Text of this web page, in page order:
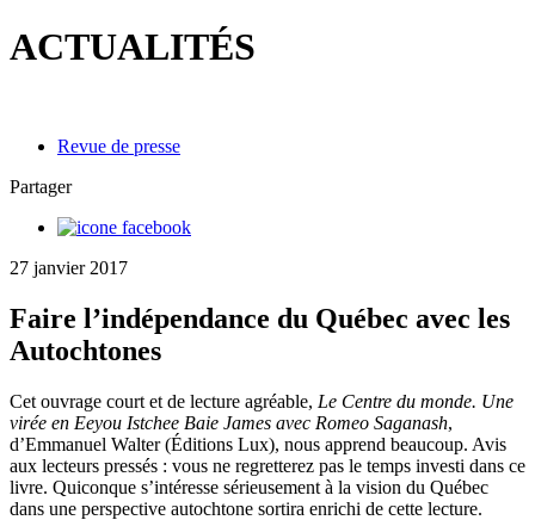
ACTUALITÉS
Revue de presse
Partager
27 janvier 2017
Faire l’indépendance du Québec avec les
Autochtones
Cet ouvrage court et de lecture agréable, Le Centre du monde. Une
virée en Eeyou Istchee Baie James avec Romeo Saganash,
d’Emmanuel Walter (Éditions Lux), nous apprend beaucoup. Avis
aux lecteurs pressés : vous ne regretterez pas le temps investi dans ce
livre. Quiconque s’intéresse sérieusement à la vision du Québec
dans une perspective autochtone sortira enrichi de cette lecture.